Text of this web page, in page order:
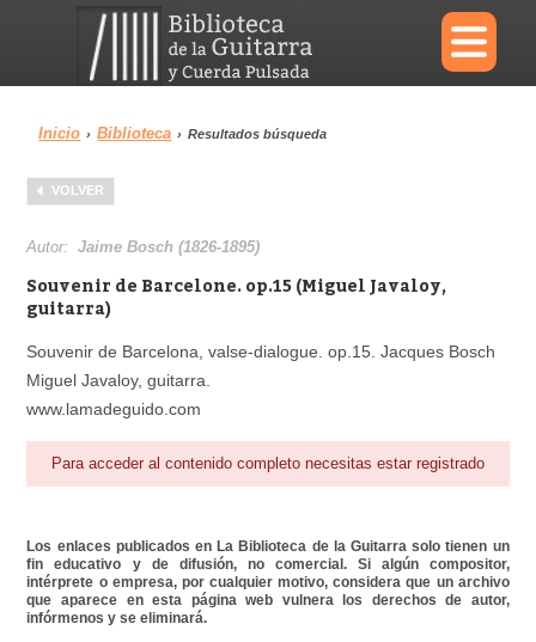
×
Menu
Biblioteca
Reproductor
Inicio › Biblioteca › Resultados búsqueda
VOLVER
Autor:Jaime Bosch (1826-1895)
Souvenir de Barcelone. op.15 (Miguel Javaloy,
guitarra)
Souvenir de Barcelona, valse-dialogue. op.15. Jacques Bosch
Miguel Javaloy, guitarra.
www.lamadeguido.com
Para acceder al contenido completo necesitas estar registrado
Los enlaces publicados en La Biblioteca de la Guitarra solo tienen un
fin educativo y de difusión, no comercial. Si algún compositor,
intérprete o empresa, por cualquier motivo, considera que un archivo
que aparece en esta página web vulnera los derechos de autor,
infórmenos y se eliminará.